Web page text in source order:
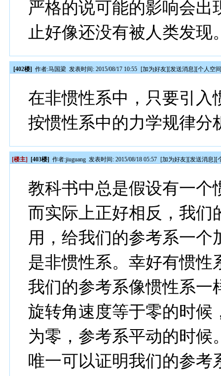
严格的说可能的影响会
止好像还没有被人类发现
[402楼] 作者:马国梁 发表时间: 2015/08/17 10:55 [加为好友][发送消息][个人空
在非惯性系中，只要引入
按惯性系中的力学规律分
[楼主] [403楼] 作者:jiuguang 发表时间: 2015/08/18 05:57 [加为好友][发送消息][
教科书中总是假设有一个
而实际上正好相反，我们
用，给我们的参考系一
是非惯性系。幸好有惯性
我们的参考系像惯性系一
旋转角速度等于零的时候
为零，参考系平动的时候
唯一可以证明我们的参考